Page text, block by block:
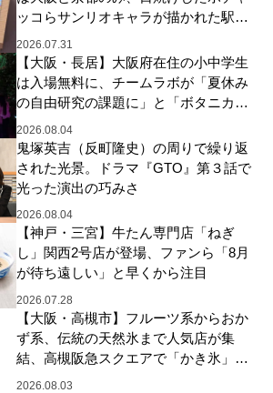
ッコらサンリオキャラが描かれた駅弁
やグッズが登場
2026.07.31
【大阪・長居】大阪府在住の小中学生
は入場無料に、チームラボが「夏休み
の自由研究の課題に」と「ボタニカル
ガーデン 大阪」へ招待
2026.08.04
鬼塚英吉（反町隆史）の周りで繰り返
された光景。ドラマ『GTO』第３話で
光った演出の巧みさ
2026.08.04
【神戸・三宮】牛たん専門店「ねぎ
し」関西2号店が登場、ファンら「8月
が待ち遠しい」と早くから注目
2026.07.28
【大阪・高槻市】フルーツ系からおか
ず系、伝統の天然氷まで人気店が集
結、高槻阪急スクエアで「かき氷」祭
り
2026.08.03